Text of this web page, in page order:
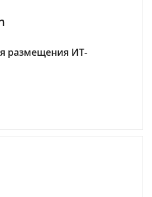
размещения ИТ-